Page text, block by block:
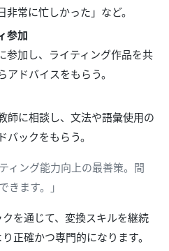
常に忙しかった」など。
参加
参加し、ライティング作品を共
ドバイスをもらう。
師に相談し、文法や語彙使用の
ックをもらう。
ィング能力向上の最善策。間
きます。」
を通じて、変換スキルを継続
正確かつ専門的になります。